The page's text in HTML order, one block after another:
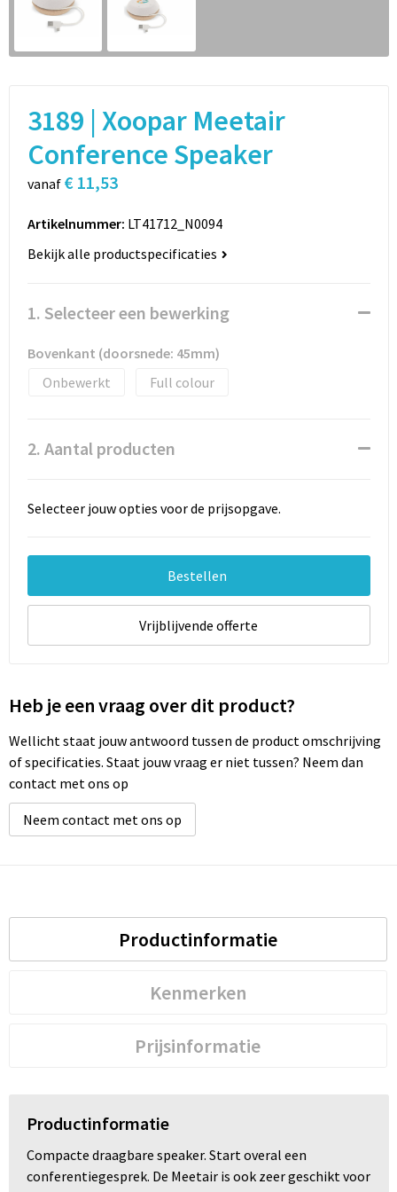
Sport
Schrijfwaren
Spellen voor binnen en buiten
Persoonlijke verzorging
Rugzakken
Sporttassen
Boodschappentassen
Jute tassen
Katoenen draagtassen
Heuptassen
Reistassen
Schoenentassen
3189 | Xoopar Meetair
Conference Speaker
vanaf € 11,53
Artikelnummer: LT41712_N0094
Bekijk alle productspecificaties
1. Selecteer een bewerking
Bovenkant (doorsnede: 45mm)
Onbewerkt
Full colour
2. Aantal producten
Selecteer jouw opties voor de prijsopgave.
Bestellen
Vrijblijvende offerte
Heb je een vraag over dit product?
Wellicht staat jouw antwoord tussen de product omschrijving
of specificaties. Staat jouw vraag er niet tussen? Neem dan
contact met ons op
Neem contact met ons op
Productinformatie
Kenmerken
Prijsinformatie
Productinformatie
Compacte draagbare speaker. Start overal een
conferentiegesprek. De Meetair is ook zeer geschikt voor